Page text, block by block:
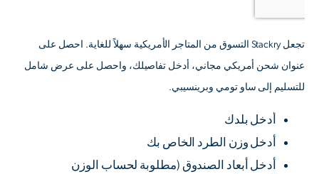
تجعل Stackry التسوق من المتاجر الأمريكية سهلاً للغاية. احصل على
عنوان شحن أمريكي مجاني، أدخل تفاصيلك، واحصل على عرض شامل
للتسليم إلى ساو تومي وبرينسيبي.
أدخل بلدك
أدخل وزن الطرد الخاص بك
أدخل أبعاد الصندوق (مطلوبة لحساب الوزن